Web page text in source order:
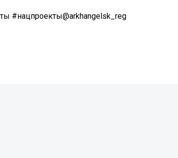
#нацпроекты@arkhangelsk_reg